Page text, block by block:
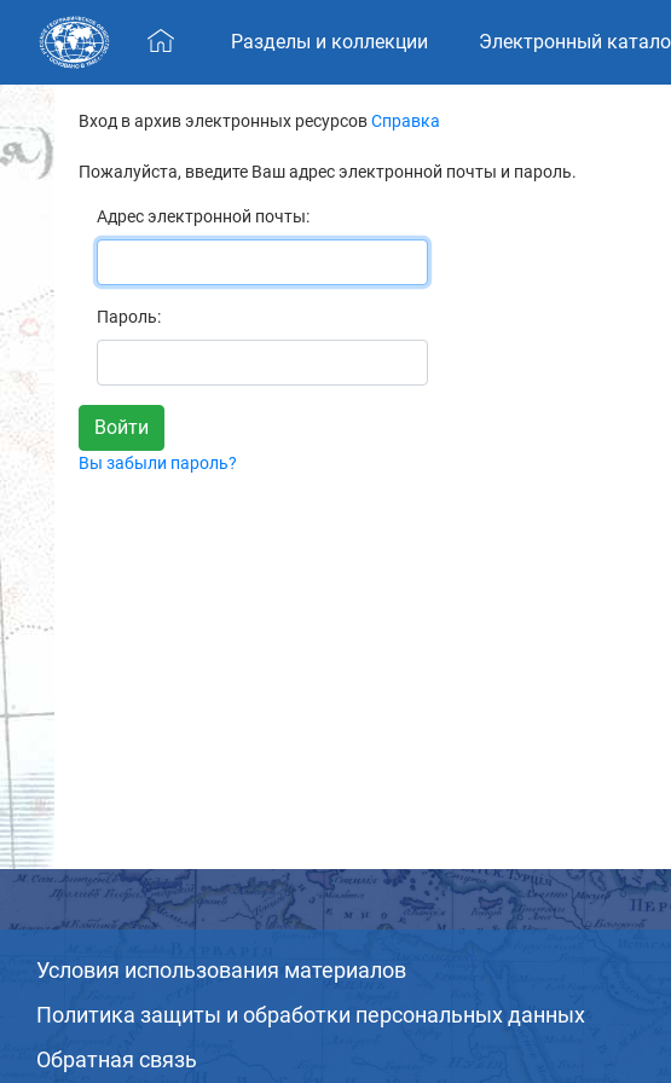
Skip navigation
Разделы и коллекции Электронный
Вход в архив электронных ресурсовСправка
Пожалуйста, введите Ваш адрес электронной почты и пароль.
Адрес электронной почты:
Пароль:
Вы забыли пароль?
Условия использования материалов
Политика защиты и обработки персональных данных
Обратная связь